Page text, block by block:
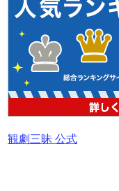
観劇三昧 公式